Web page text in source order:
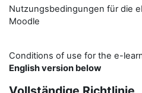
Nutzungsbedingungen für die
Moodle
Conditions of use for the e-
English version below